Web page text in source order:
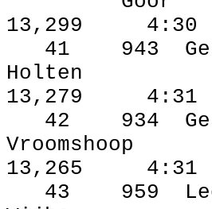
13,299
4:30
41
943
Holten
13,279
4:31
42
934
Vroomshoop
13,265
4:31
43
959